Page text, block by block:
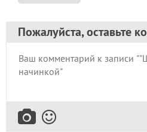
Пожалуйста, оставьте